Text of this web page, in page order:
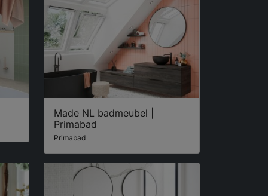
Made NL badmeubel |
Primabad
Primabad